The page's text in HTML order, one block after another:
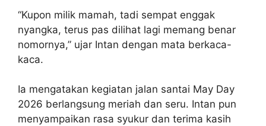
“Kupon milik mamah, tadi sempat enggak
nyangka, terus pas dilihat lagi memang benar
nomornya,” ujar Intan dengan mata berkaca-
kaca.
Ia mengatakan kegiatan jalan santai May Day
2026 berlangsung meriah dan seru. Intan pun
menyampaikan rasa syukur dan terima kasih